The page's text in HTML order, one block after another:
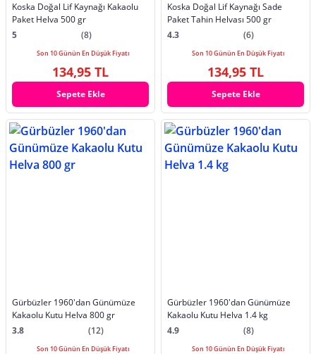
Koska Doğal Lif Kaynağı Kakaolu
Paket Helva 500 gr
5
(8)
Son 10 Günün En Düşük Fiyatı
134,95 TL
Sepete Ekle
Koska Doğal Lif Kaynağı Sade
Paket Tahin Helvası 500 gr
4.3
(6)
Son 10 Günün En Düşük Fiyatı
134,95 TL
Sepete Ekle
Gürbüzler 1960'dan Günümüze
Kakaolu Kutu Helva 800 gr
3.8
(12)
Son 10 Günün En Düşük Fiyatı
Gürbüzler 1960'dan Günümüze
Kakaolu Kutu Helva 1.4 kg
4.9
(8)
Son 10 Günün En Düşük Fiyatı